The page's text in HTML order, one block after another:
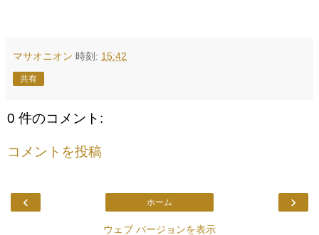
マサオニオン 時刻: 15:42
共有
0 件のコメント:
コメントを投稿
‹ ›
ホーム
ウェブ バージョンを表示